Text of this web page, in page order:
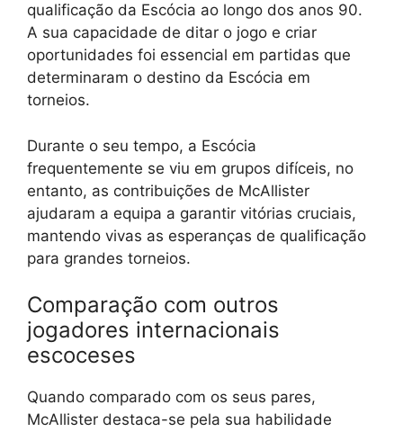
qualificação da Escócia ao longo dos anos 90.
A sua capacidade de ditar o jogo e criar
oportunidades foi essencial em partidas que
determinaram o destino da Escócia em
torneios.
Durante o seu tempo, a Escócia
frequentemente se viu em grupos difíceis, no
entanto, as contribuições de McAllister
ajudaram a equipa a garantir vitórias cruciais,
mantendo vivas as esperanças de qualificação
para grandes torneios.
Comparação com outros
jogadores internacionais
escoceses
Quando comparado com os seus pares,
McAllister destaca-se pela sua habilidade